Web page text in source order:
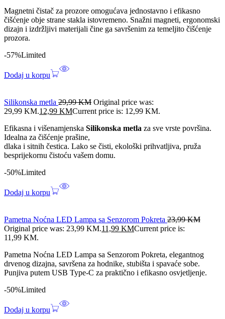
Magnetni čistač za prozore omogućava jednostavno i efikasno
čišćenje obje strane stakla istovremeno. Snažni magneti, ergonomski
dizajn i izdržljivi materijali čine ga savršenim za temeljito čišćenje
prozora.
-57%Limited
Dodaj u korpu
Silikonska metla 29,99KM Original price was:
29,99 KM.12,99 KMCurrent price is: 12,99 KM.
Efikasna i višenamjenska Silikonska metla za sve vrste površina.
Idealna za čišćenje prašine,
dlaka i sitnih čestica. Lako se čisti, ekološki prihvatljiva, pruža
besprijekornu čistoću vašem domu.
-50%Limited
Dodaj u korpu
Pametna Noćna LED Lampa sa Senzorom Pokreta 23,99KM
Original price was: 23,99 KM.11,99 KMCurrent price is:
11,99 KM.
Pametna Noćna LED Lampa sa Senzorom Pokreta, elegantnog
drvenog dizajna, savršena za hodnike, stubišta i spavaće sobe.
Punjiva putem USB Type-C za praktično i efikasno osvjetljenje.
-50%Limited
Dodaj u korpu